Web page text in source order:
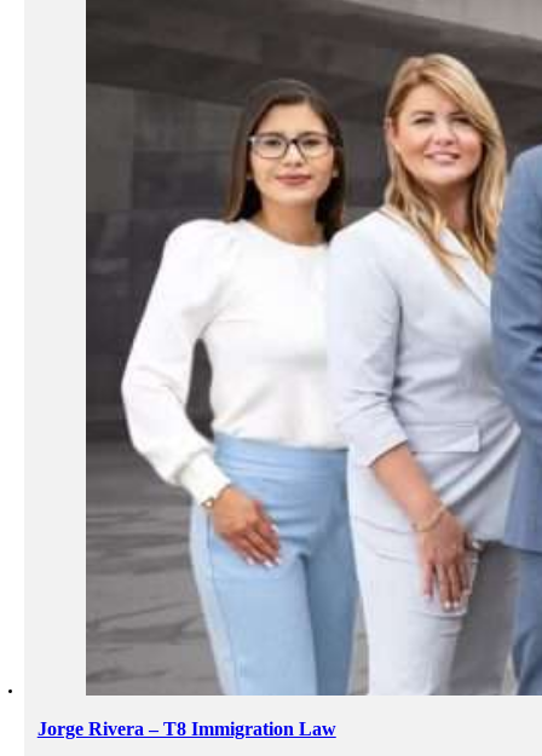
Jorge Rivera – T8 Immigration Law